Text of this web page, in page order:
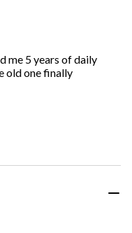
me 5 years of daily
old one finally